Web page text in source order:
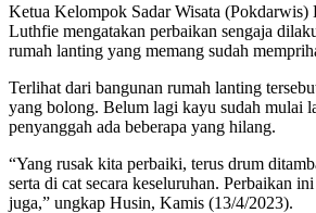
Ketua Kelompok Sadar Wisata
Luthfie mengatakan perbaikan sengaja
rumah lanting yang memang sudah
Terlihat dari bangunan rumah lanting
yang bolong. Belum lagi kayu sudah mulai
penyanggah ada beberapa yang hilang.
“Yang rusak kita perbaiki, terus drum
serta di cat secara keseluruhan. Perbaikan
juga,” ungkap Husin, Kamis (13/4/2023).